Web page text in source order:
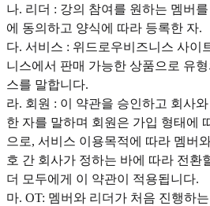
나. 리더 : 강의 참여를 원하는 멤버
에 동의하고 양식에 따라 등록한 자.
다. 서비스 : 위드로우비즈니스 사이
니스에서 판매 가능한 상품으로 유
스를 말합니다.
라. 회원 : 이 약관을 승인하고 회사
한 자를 말하며 회원은 가입 형태에
으로, 서비스 이용목적에 따라 멤버
호 간 회사가 정하는 바에 따라 전환
더 모두에게 이 약관이 적용됩니다.
마. OT: 멤버와 리더가 처음 진행하